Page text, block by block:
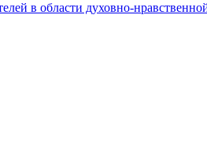
в области духовно-